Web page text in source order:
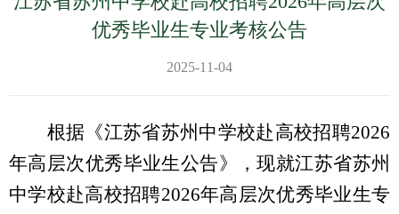
优秀毕业生专业考核公告
2025-11-04
根据《江苏省苏州中学校赴高校招聘2026
年高层次优秀毕业生公告》，现就江苏省苏州
中学校赴高校招聘2026年高层次优秀毕业生专